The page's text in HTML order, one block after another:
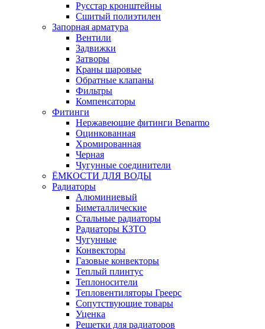
Русстар кронштейны
Сшитый полиэтилен
Запорная арматура
Вентили
Задвижки
Затворы
Краны шаровые
Обратные клапаны
Фильтры
Компенсаторы
Фитинги
Нержавеющие фитинги Benarmo
Оцинкованная
Хромированная
Черная
Чугунные соединители
ЁМКОСТИ ДЛЯ ВОДЫ
Радиаторы
Алюминиевый
Биметаллические
Стальные радиаторы
Радиаторы КЗТО
Чугунные
Конвекторы
Газовые конвекторы
Теплый плинтус
Теплоносители
Тепловентиляторы Греерс
Сопутствующие товары
Уценка
Решетки для радиаторов